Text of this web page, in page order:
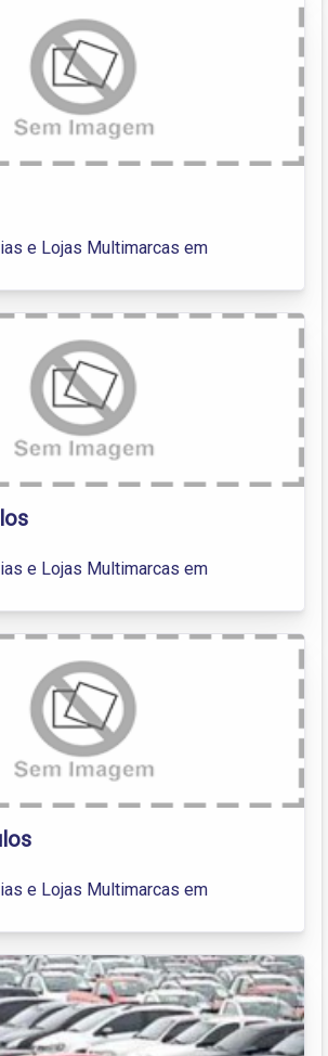
e Lojas Multimarcas em
e Lojas Multimarcas em
e Lojas Multimarcas em